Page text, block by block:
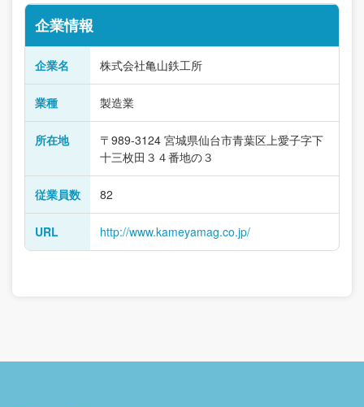
企業情報
企業名 株式会社亀山鉄工所
業種 製造業
所在地
〒989-3124 宮城県仙台市青葉区上愛子字下
十三枚田３４番地の３
従業員数 82
URL http://www.kameyamag.co.jp/